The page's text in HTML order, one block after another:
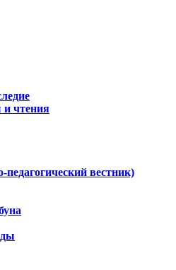
чтения
вестник)